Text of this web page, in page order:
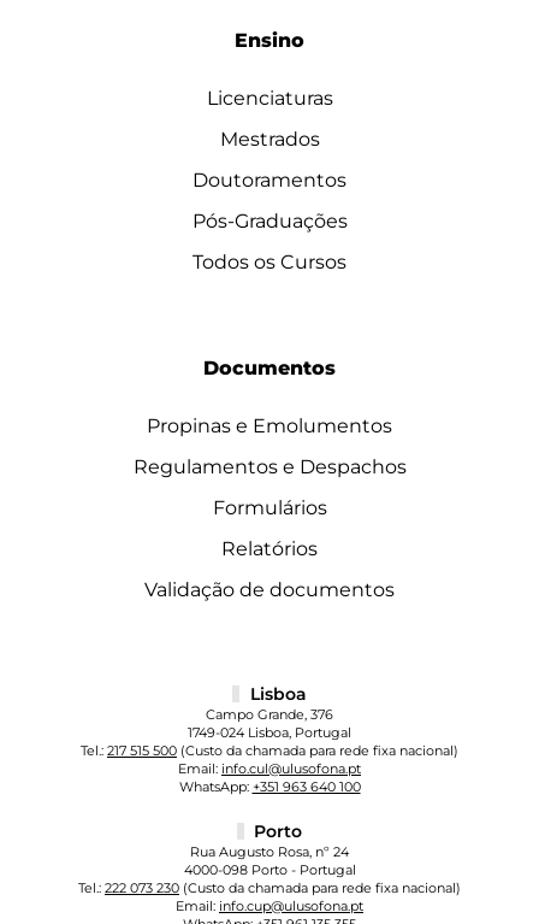
Ensino
Licenciaturas
Mestrados
Doutoramentos
Pós-Graduações
Todos os Cursos
Documentos
Propinas e Emolumentos
Regulamentos e Despachos
Formulários
Relatórios
Validação de documentos
Lisboa
Campo Grande, 376
1749-024 Lisboa, Portugal
Tel.: 217 515 500 (Custo da chamada para rede fixa nacional)
Email: info.cul@ulusofona.pt
WhatsApp: +351 963 640 100
Porto
Rua Augusto Rosa, nº 24
4000-098 Porto - Portugal
Tel.: 222 073 230 (Custo da chamada para rede fixa nacional)
Email: info.cup@ulusofona.pt